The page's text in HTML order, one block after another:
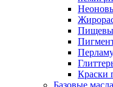
Краски
Базовые масла